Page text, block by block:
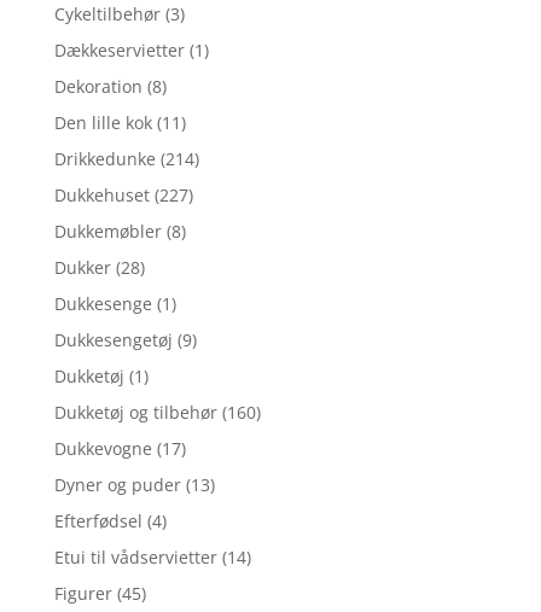
Cykeltilbehør (3)
Dækkeservietter (1)
Dekoration (8)
Den lille kok (11)
Drikkedunke (214)
Dukkehuset (227)
Dukkemøbler (8)
Dukker (28)
Dukkesenge (1)
Dukkesengetøj (9)
Dukketøj (1)
Dukketøj og tilbehør (160)
Dukkevogne (17)
Dyner og puder (13)
Efterfødsel (4)
Etui til vådservietter (14)
Figurer (45)